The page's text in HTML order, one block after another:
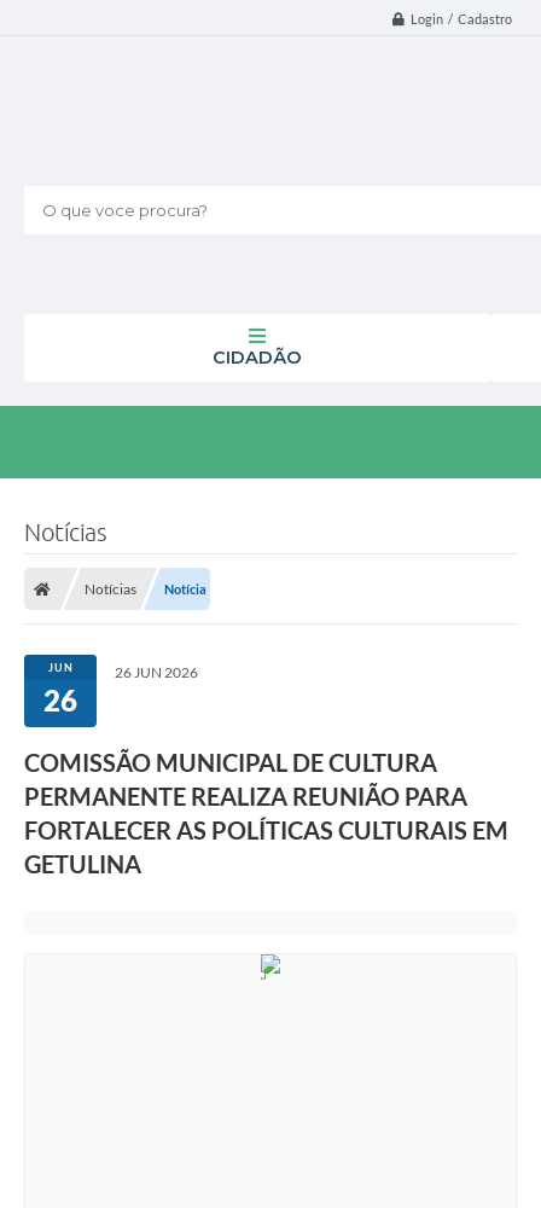
Login / Cadastro
O que voce procura?
CIDADÃO
Notícias
Notícias Notícia
JUN
26
26 JUN 2026
COMISSÃO MUNICIPAL DE CULTURA
PERMANENTE REALIZA REUNIÃO PARA
FORTALECER AS POLÍTICAS CULTURAIS EM
GETULINA